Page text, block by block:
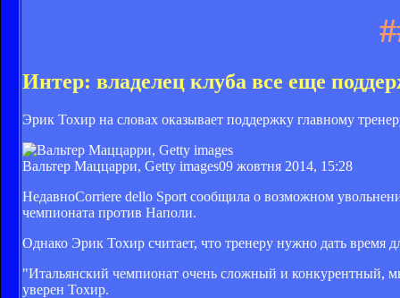
Интер: владелец клуба все еще
Эрик Тохир на словах оказывает поддержку главному
Вальтер Маццарри, Getty images09 жовтня 2014, 15:28
НедавноCorriere dello Sport сообщила о возможном
чемпионата против Наполи.
Однако Эрик Тохир считает, что тренеру нужно дать время
"Итальянский чемпионат очень сложный и конкурентный,
уверен Тохир.